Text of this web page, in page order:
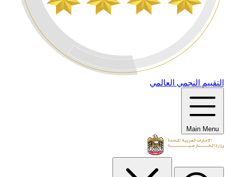
التقييم النجمي العالمي
Main Menu